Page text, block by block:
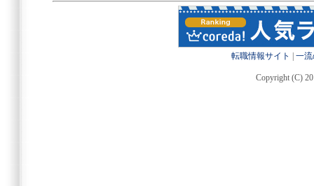
転職情報サイト 一
Copyright (C)